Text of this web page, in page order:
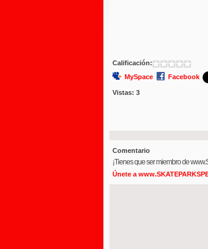
Calificación:
MySpace
Facebook
Vistas: 3
Comentario
¡Tienes que ser miembro de
Únete a